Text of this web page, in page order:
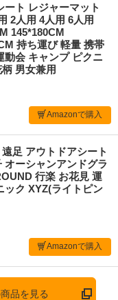
ト レジャーマット
2人用 4人用 6人用
145*180CM
持ち運び 軽量 携帯
動会 キャンプ ピクニ
男女兼用
Amazonで購入
足 アウトドアシート
オーシャンアンドグラ
行楽 お花見 運
ック XYZ(ライトピン
Amazonで購入
品を見る